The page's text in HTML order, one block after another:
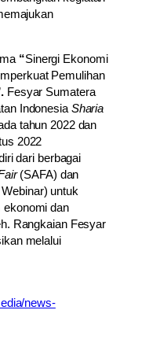
“Sinergi Ekonomi
Pemulihan
. Fesyar Sumatera
IndonesiaSharia
tahun 2022 dan
2022
dari berbagai
(SAFA) dan
untuk
ekonomi dan
Rangkaian Fesyar
melalui
news-